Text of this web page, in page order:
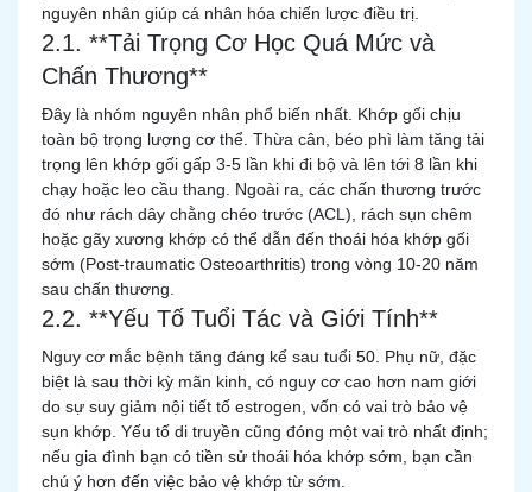
nguyên nhân giúp cá nhân hóa chiến lược điều trị.
2.1. **Tải Trọng Cơ Học Quá Mức và
Chấn Thương**
Đây là nhóm nguyên nhân phổ biến nhất. Khớp gối chịu
toàn bộ trọng lượng cơ thể. Thừa cân, béo phì làm tăng tải
trọng lên khớp gối gấp 3-5 lần khi đi bộ và lên tới 8 lần khi
chạy hoặc leo cầu thang. Ngoài ra, các chấn thương trước
đó như rách dây chằng chéo trước (ACL), rách sụn chêm
hoặc gãy xương khớp có thể dẫn đến thoái hóa khớp gối
sớm (Post-traumatic Osteoarthritis) trong vòng 10-20 năm
sau chấn thương.
2.2. **Yếu Tố Tuổi Tác và Giới Tính**
Nguy cơ mắc bệnh tăng đáng kể sau tuổi 50. Phụ nữ, đặc
biệt là sau thời kỳ mãn kinh, có nguy cơ cao hơn nam giới
do sự suy giảm nội tiết tố estrogen, vốn có vai trò bảo vệ
sụn khớp. Yếu tố di truyền cũng đóng một vai trò nhất định;
nếu gia đình bạn có tiền sử thoái hóa khớp sớm, bạn cần
chú ý hơn đến việc bảo vệ khớp từ sớm.